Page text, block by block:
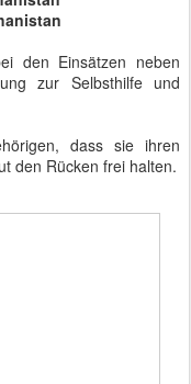
den Einsätzen neben
zur Selbsthilfe und
dass sie ihren
den Rücken frei halten.